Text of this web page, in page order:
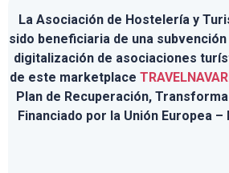
La Asociación de Hostelería y
sido beneficiaria de una
digitalización de asociaciones
de este marketplace
Plan de Recuperación,
Financiado por la Unión Europea –